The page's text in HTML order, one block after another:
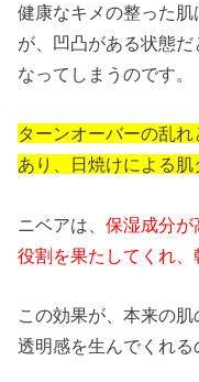
健康なキメの整った
が、凹凸がある状態だ
なってしまうのです。
ターンオーバーの乱
あり、日焼けによる肌
ニベアは、保湿成分が
役割を果たしてくれ
この効果が、本来の
透明感を生んでくれる